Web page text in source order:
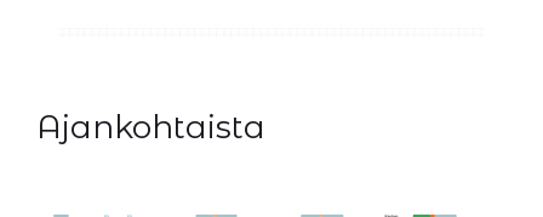
Ajankohtaista